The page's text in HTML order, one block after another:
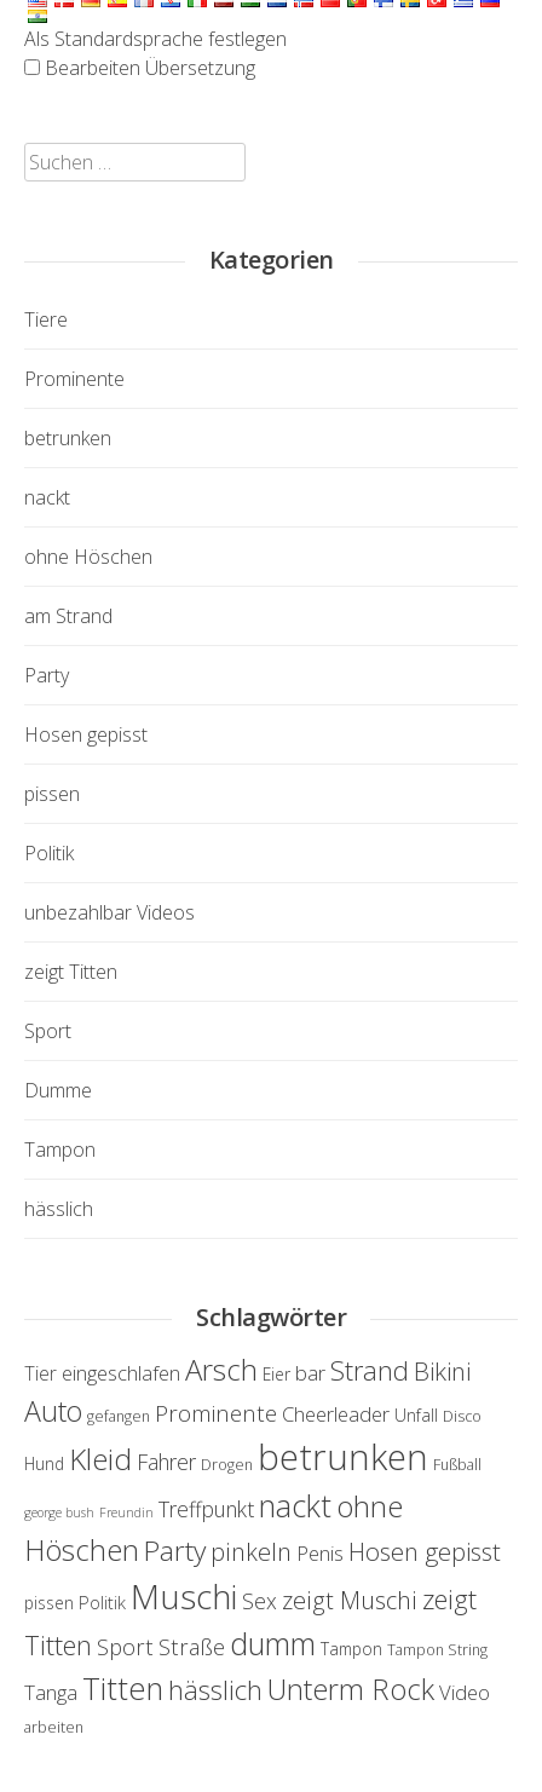
Als Standardsprache festlegen
Bearbeiten Übersetzung
Suchen
nach:
Kategorien
Tiere
Prominente
betrunken
nackt
ohne Höschen
am Strand
Party
Hosen gepisst
pissen
Politik
unbezahlbar Videos
zeigt Titten
Sport
Dumme
Tampon
hässlich
Schlagwörter
Tier eingeschlafen Arsch Eier bar Strand Bikini
Auto gefangen Prominente Cheerleader Unfall Disco
Hund Kleid Fahrer Drogen betrunken Fußball
george bush Freundin Treffpunkt nacktohne
Höschen Party pinkeln Penis Hosen gepisst
pissen Politik Muschi Sex zeigt Muschi zeigt
Titten Sport Straße dumm Tampon Tampon String
Tanga Titten hässlich Unterm RockVideo
arbeiten